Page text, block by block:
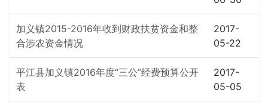
加义镇2015-2016年收到财政扶贫资金和整
合涉农资金情况
2017-
05-22
平江县加义镇2016年度“三公”经费预算公开
表
2017-
05-05